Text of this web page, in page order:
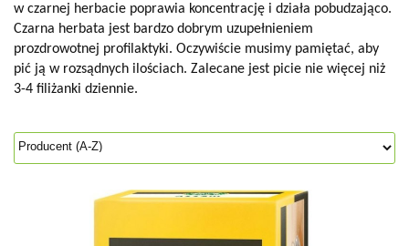
w czarnej herbacie poprawia koncentrację i działa pobudzająco.
Czarna herbata jest bardzo dobrym uzupełnieniem
prozdrowotnej profilaktyki. Oczywiście musimy pamiętać, aby
pić ją w rozsądnych ilościach. Zalecane jest picie nie więcej niż
3-4 filiżanki dziennie.